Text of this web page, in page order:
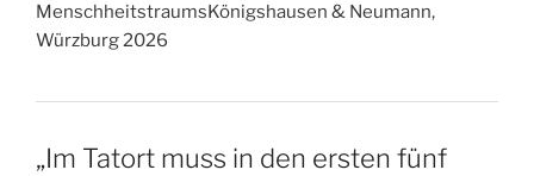
MenschheitstraumsKönigshausen & Neumann,
Würzburg 2026
„Im Tatort muss in den ersten fünf